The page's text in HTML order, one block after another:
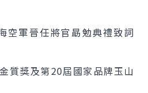
空軍晉任將官勗勉典禮致詞
質獎及第20屆國家品牌玉山